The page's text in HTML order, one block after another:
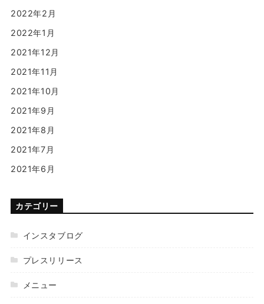
2022年2月
2022年1月
2021年12月
2021年11月
2021年10月
2021年9月
2021年8月
2021年7月
2021年6月
カテゴリー
インスタブログ
プレスリリース
メニュー